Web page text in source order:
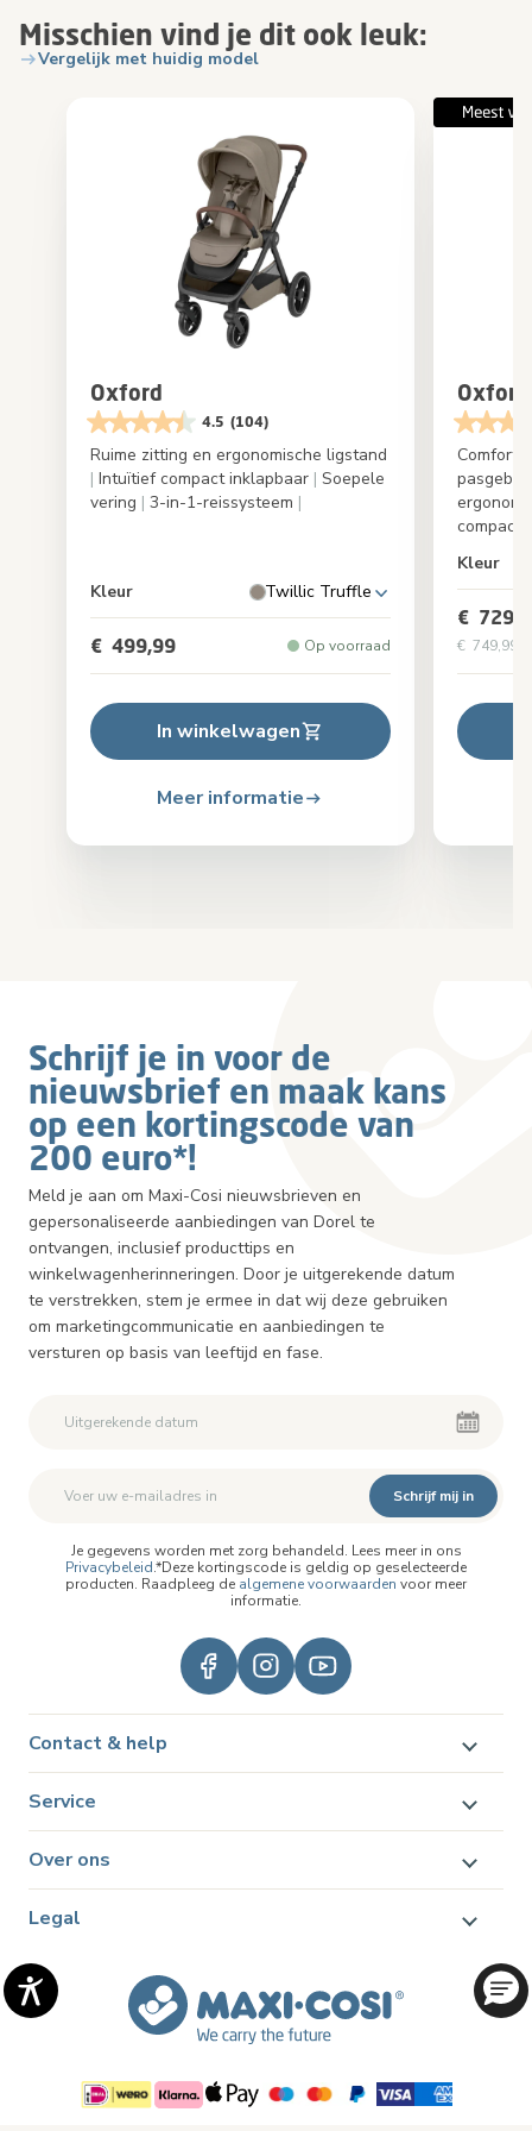
Misschien vind je dit ook leuk:
Vergelijk met huidig model
Oxford
4.5 (104)
Ruime zitting en ergonomische ligstand
| Intuïtief compact inklapbaar | Soepele
vering | 3-in-1-reissysteem |
Kleur Twillic Truffle
€ 499,99 Op voorraad
In winkelwagen
Meer informatie
compact
Kleur
€
€ 749,99
Schrijf je in voor de
nieuwsbrief en maak kans
op een kortingscode van
200 euro*!
Meld je aan om Maxi-Cosi nieuwsbrieven en
gepersonaliseerde aanbiedingen van Dorel te
ontvangen, inclusief producttips en
winkelwagenherinneringen. Door je uitgerekende datum
te verstrekken, stem je ermee in dat wij deze gebruiken
om marketingcommunicatie en aanbiedingen te
versturen op basis van leeftijd en fase.
Schrijf mij in
Je gegevens worden met zorg behandeld. Lees meer in ons
Privacybeleid.*Deze kortingscode is geldig op geselecteerde
producten. Raadpleeg de algemene voorwaarden voor meer
informatie.
Contact & help
Service
Over ons
Legal